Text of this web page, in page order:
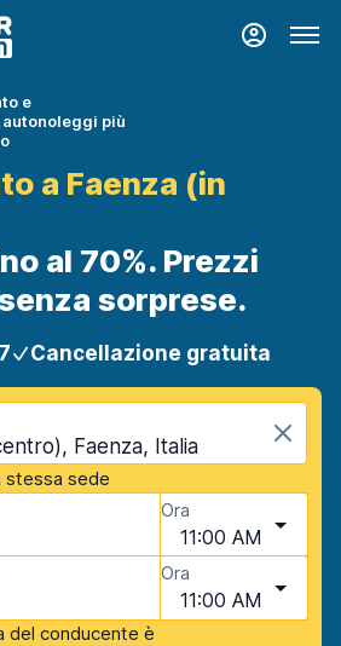
e
più
a Faenza (in
al 70%. Prezzi
sorprese.
Cancellazione gratuita
Faenza, Italia
stessa sede
Ora
11:00 AM
Ora
11:00 AM
del conducente è